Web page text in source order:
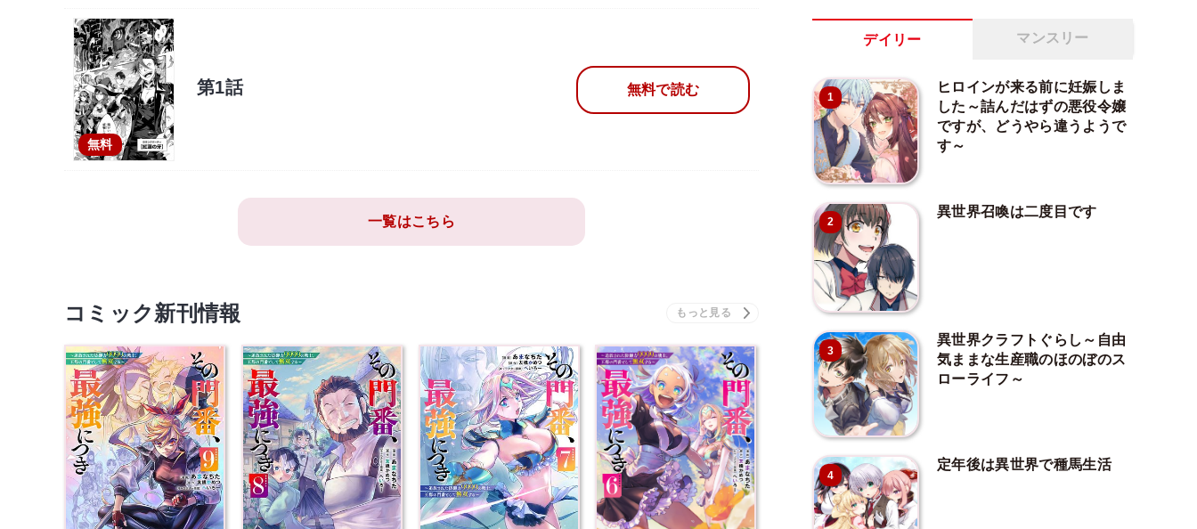
無料
第1話 無料で読む
一覧はこちら
コミック新刊情報
デイリー マンスリー
1
ヒロインが来る前に妊娠しま
した～詰んだはずの悪役令嬢
ですが、どうやら違うようで
す～
2
異世界召喚は二度目です
3
異世界クラフトぐらし～自由
気ままな生産職のほのぼのス
ローライフ～
4
定年後は異世界で種馬生活